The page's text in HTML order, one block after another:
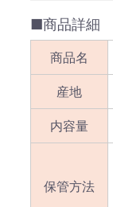
■商品詳細
商品名
産地
内容量
保管方法